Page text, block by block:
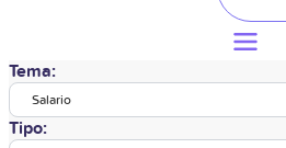
Tema:
Salario
Tipo: